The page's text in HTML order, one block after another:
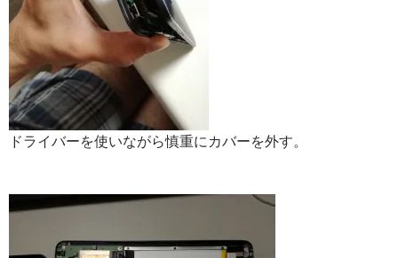
ドライバーを使いながら慎重にカバーを外す。